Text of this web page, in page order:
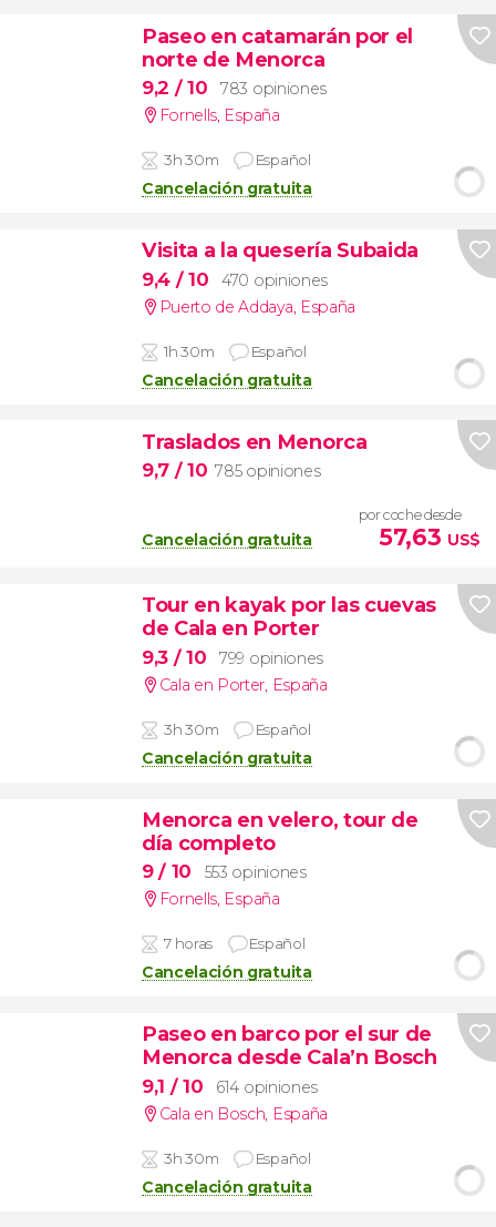
Paseo en catamarán por el
norte de Menorca
9,2 / 10
783 opiniones
Fornells, España
3h 30m Español
Cancelación gratuita
Visita a la quesería Subaida
9,4 / 10
470 opiniones
Puerto de Addaya, España
1h 30m Español
Cancelación gratuita
Traslados en Menorca
9,7 / 10 785 opiniones
Cancelación gratuita
por coche desde
57,63 US$
Tour en kayak por las cuevas
de Cala en Porter
9,3 / 10
799 opiniones
Cala en Porter, España
3h 30m Español
Cancelación gratuita
Menorca en velero, tour de
día completo
9/ 10
553 opiniones
Fornells, España
7 horas Español
Cancelación gratuita
Paseo en barco por el sur de
Menorca desde Cala’n Bosch
9,1 / 10
614 opiniones
Cala en Bosch, España
3h 30m Español
Cancelación gratuita